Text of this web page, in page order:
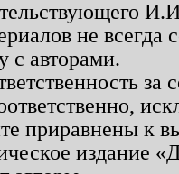
не
с авторами.
приравнены к
издание